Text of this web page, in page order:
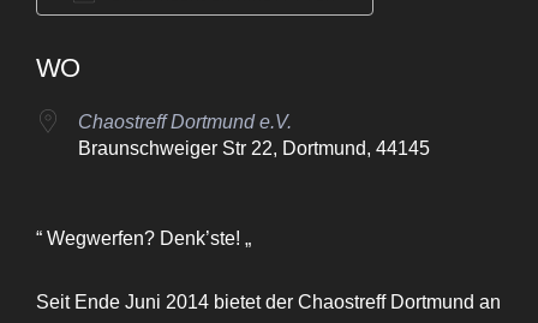
WO
Chaostreff Dortmund e.V.
Braunschweiger Str 22, Dortmund, 44145
“ Wegwerfen? Denk’ste! „
Seit Ende Juni 2014 bietet der Chaostreff Dortmund an